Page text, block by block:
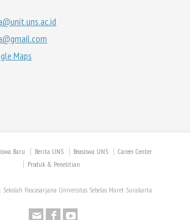
Maps
Baru Berita UNS Beasiswa UNS
Career Center
Produk & Penelitian
Pascasarjana Universitas Sebelas Maret Surakarta